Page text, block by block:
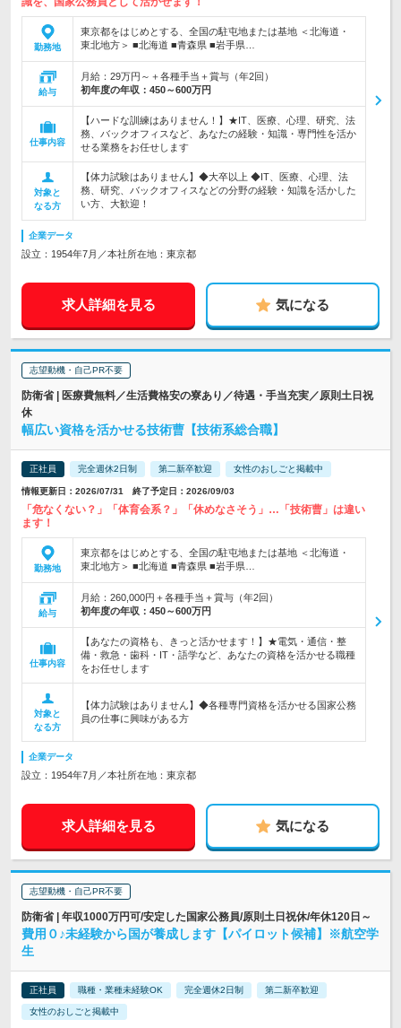
勤務地
東京都をはじめとする、全国の駐屯地または基地 ＜北海道・
東北地方＞ ■北海道 ■青森県 ■岩手県…
給与
月給：29万円～＋各種手当＋賞与（年2回）
初年度の年収： 450～600万円
仕事内容
【ハードな訓練はありません！】★IT、医療、心理、研究、法
務、バックオフィスなど、あなたの経験・知識・専門性を活か
せる業務をお任せします
対象と
なる方
【体力試験はありません】◆大卒以上 ◆IT、医療、心理、法
務、研究、バックオフィスなどの分野の経験・知識を活かした
い方、大歓迎！
企業データ
設立：1954年7月／本社所在地：東京都
求人詳細を見る 気になる
志望動機・自己PR不要
防衛省 | 医療費無料／生活費格安の寮あり／待遇・手当充実／原則土日祝
休
幅広い資格を活かせる技術曹【技術系総合職】
正社員 完全週休2日制 第二新卒歓迎 女性のおしごと掲載中
情報更新日：2026/07/31 終了予定日：2026/09/03
「危なくない？」「体育会系？」「休めなさそう」…「技術曹」は違い
ます！
勤務地
東京都をはじめとする、全国の駐屯地または基地 ＜北海道・
東北地方＞ ■北海道 ■青森県 ■岩手県…
給与
月給：260,000円＋各種手当＋賞与（年2回）
初年度の年収： 450～600万円
仕事内容
【あなたの資格も、きっと活かせます！】★電気・通信・整
備・救急・歯科・IT・語学など、あなたの資格を活かせる職種
をお任せします
対象と
なる方
【体力試験はありません】◆各種専門資格を活かせる国家公務
員の仕事に興味がある方
企業データ
設立：1954年7月／本社所在地：東京都
求人詳細を見る 気になる
志望動機・自己PR不要
防衛省 | 年収1000万円可/安定した国家公務員/原則土日祝休/年休120日～
費用０♪未経験から国が養成します【パイロット候補】※航空学
生
正社員 職種・業種未経験OK 完全週休2日制 第二新卒歓迎
女性のおしごと掲載中